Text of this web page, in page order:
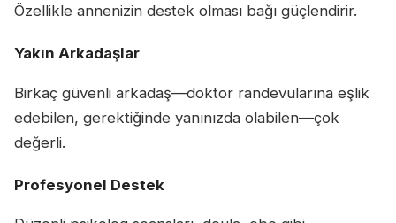
Özellikle annenizin destek olması bağı güçlendirir.
Yakın Arkadaşlar
Birkaç güvenli arkadaş—doktor randevularına eşlik
edebilen, gerektiğinde yanınızda olabilen—çok
değerli.
Profesyonel Destek